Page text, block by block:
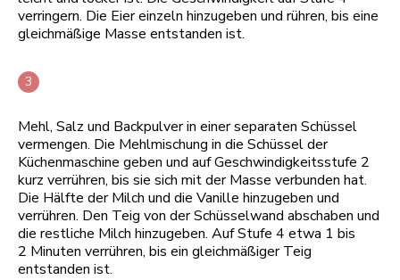
verringern. Die Eier einzeln hinzugeben und rühren, bis eine
gleichmäßige Masse entstanden ist.
Mehl, Salz und Backpulver in einer separaten Schüssel
vermengen. Die Mehlmischung in die Schüssel der
Küchenmaschine geben und auf Geschwindigkeitsstufe 2
kurz verrühren, bis sie sich mit der Masse verbunden hat.
Die Hälfte der Milch und die Vanille hinzugeben und
verrühren. Den Teig von der Schüsselwand abschaben und
die restliche Milch hinzugeben. Auf Stufe 4 etwa 1 bis
2 Minuten verrühren, bis ein gleichmäßiger Teig
entstanden ist.